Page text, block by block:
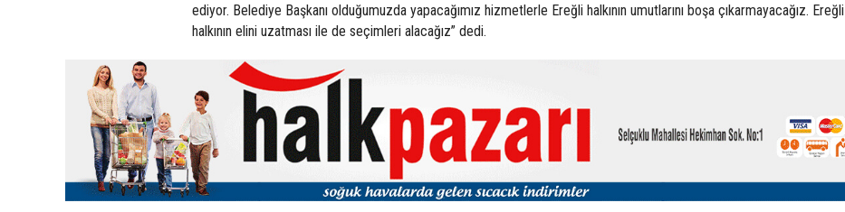
ediyor. Belediye Başkanı olduğumuzda yapacağımız hizmetlerle Ereğli halkının umutlarını boşa çıkarmayacağız. Ereğli
halkının elini uzatması ile de seçimleri alacağız” dedi.